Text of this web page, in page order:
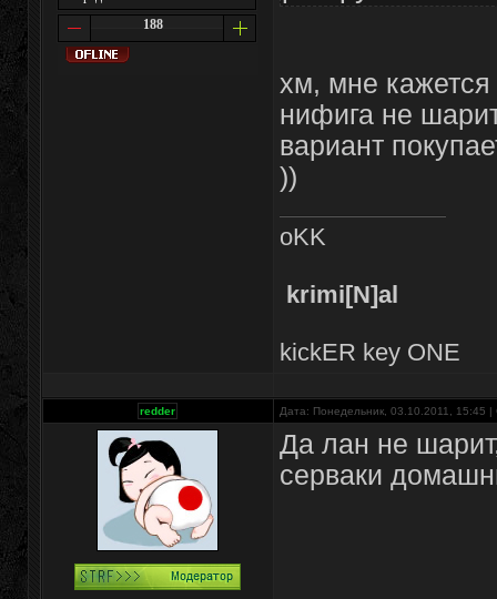
188
хм, мне
нифига не
вариант
))
oKK
krimi[N]al
kickER key ONE
redder Дата: Понедельник, 03.10.2011, 15:45
Да лан не
серваки